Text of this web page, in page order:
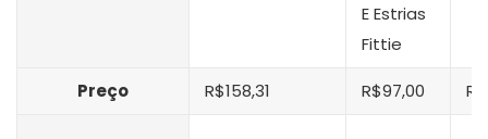
E Estrias
Fittie
Preço R$158,31 R$97,00